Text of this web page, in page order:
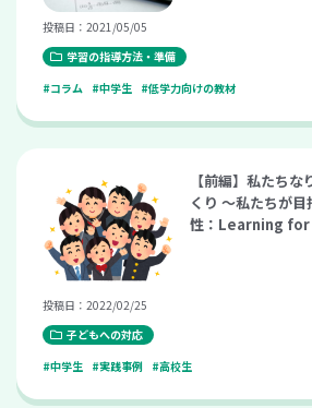
投稿日：2021/05/05
学習の指導方法・準備
#コラム
#中学生 #低学力向けの教材
【前編】私たち
くり ～私たちが
性：Learning for
投稿日：2022/02/25
子どもへの対応
#中学生
#実践事例 #高校生